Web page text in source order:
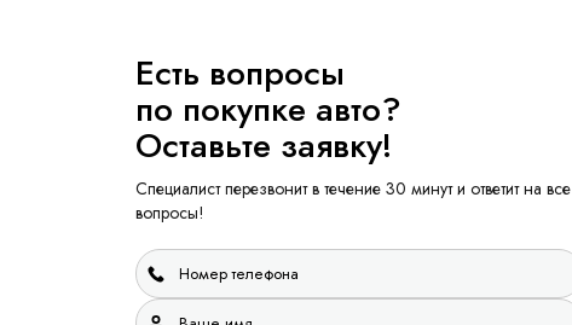
Есть вопросы
по покупке авто?
Оставьте заявку!
Специалист перезвонит в течение 30 минут и ответит на все
вопросы!